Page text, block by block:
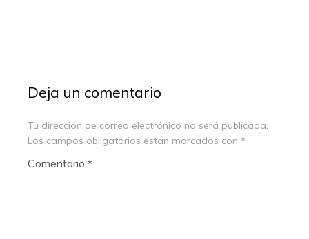
Deja un comentario
Tu dirección de correo electrónico no será publicada.
Los campos obligatorios están marcados con *
Comentario *